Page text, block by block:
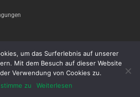
um das Surferlebnis auf unserer
Mit dem Besuch auf dieser Website
Verwendung von Cookies zu.
zu
Weiterlesen